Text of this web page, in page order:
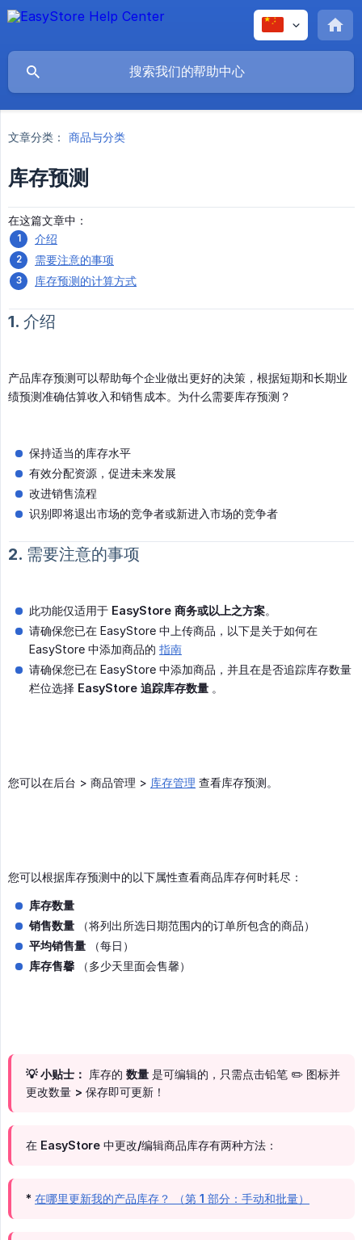
文章分类： 商品与分类
库存预测
在这篇文章中：
介绍
需要注意的事项
库存预测的计算方式
1. 介绍
产品库存预测可以帮助每个企业做出更好的决策，根据短期和长期业
绩预测准确估算收入和销售成本。为什么需要库存预测？
保持适当的库存水平
有效分配资源，促进未来发展
改进销售流程
识别即将退出市场的竞争者或新进入市场的竞争者
2. 需要注意的事项
此功能仅适用于 EasyStore 商务或以上之方案。
请确保您已在 EasyStore 中上传商品，以下是关于如何在
EasyStore 中添加商品的 指南
请确保您已在 EasyStore 中添加商品，并且在是否追踪库存数量
栏位选择 EasyStore 追踪库存数量 。
您可以在后台 > 商品管理 > 库存管理 查看库存预测。
您可以根据库存预测中的以下属性查看商品库存何时耗尽：
库存数量
销售数量 （将列出所选日期范围内的订单所包含的商品）
平均销售量 （每日）
库存售馨 （多少天里面会售馨）
💡 小贴士： 库存的 数量 是可编辑的，只需点击铅笔 ✏️ 图标并
更改数量 > 保存即可更新！
在 EasyStore 中更改/编辑商品库存有两种方法：
* 在哪里更新我的产品库存？ （第 1 部分：手动和批量）